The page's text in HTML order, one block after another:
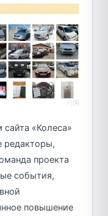
«Колеса»
редакторы,
проекта
события,
повышение